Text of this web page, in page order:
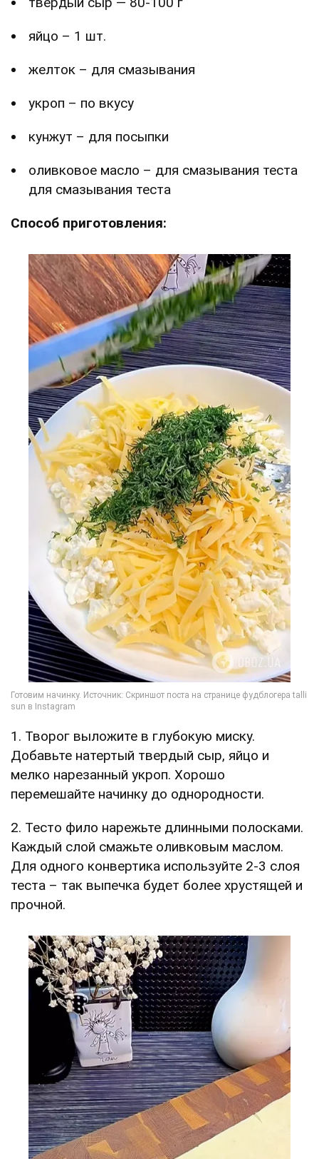
яйцо – 1 шт.
желток – для смазывания
укроп – по вкусу
кунжут – для посыпки
оливковое масло – для смазывания теста
для смазывания теста
Способ приготовления:
1. Творог выложите в глубокую миску.
Добавьте натертый твердый сыр, яйцо и
мелко нарезанный укроп. Хорошо
перемешайте начинку до однородности.
2. Тесто фило нарежьте длинными полосками.
Каждый слой смажьте оливковым маслом.
Для одного конвертика используйте 2-3 слоя
теста – так выпечка будет более хрустящей и
прочной.